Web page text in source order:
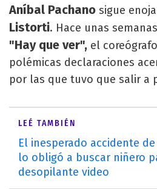
Aníbal Pachano sigue
Listorti. Hace unas
"Hay que ver", el
polémicas declaraciones
por las que tuvo que salir a
LEÉ TAMBIÉN
El inesperado accidente
lo obligó a buscar niñero
desopilante video